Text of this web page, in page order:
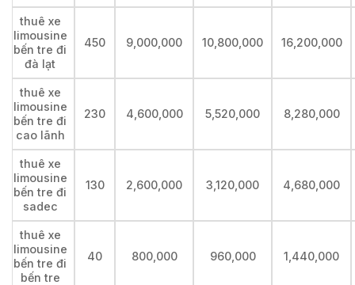
thuê xe
limousine
bến tre đi
đà lạt
450 9,000,000 10,800,000 16,200,000
thuê xe
limousine
bến tre đi
cao lãnh
230 4,600,000 5,520,000 8,280,000
thuê xe
limousine
bến tre đi
sadec
130 2,600,000 3,120,000 4,680,000
thuê xe
limousine
bến tre đi
bến tre
40 800,000 960,000 1,440,000